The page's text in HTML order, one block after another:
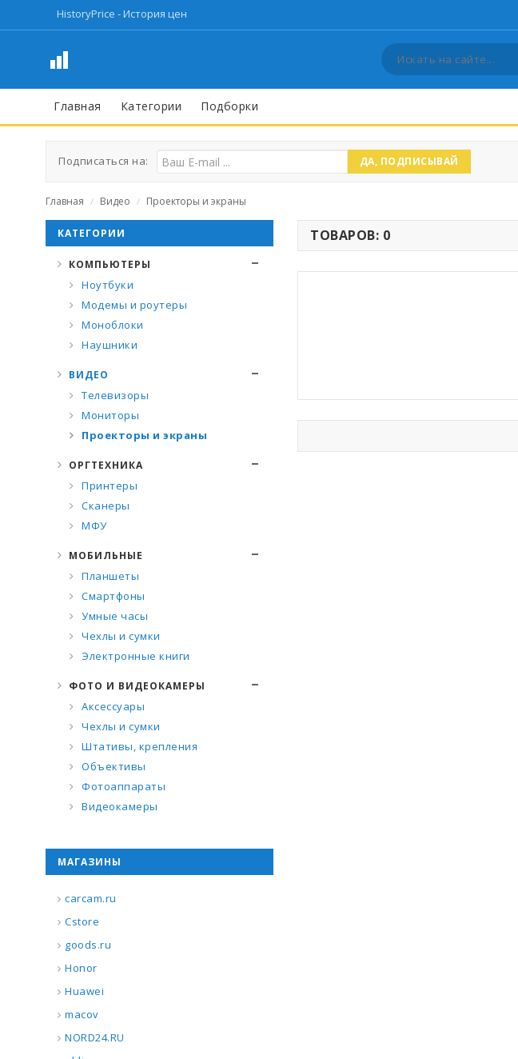
HistoryPrice - История цен
Главная Категории Подборки
Подписаться на: ДА, ПОДПИСЫВАЙ
Главная / Видео / Проекторы и экраны
ТОВАРОВ: 0
КАТЕГОРИИ
КОМПЬЮТЕРЫ
Ноутбуки
Модемы и роутеры
Моноблоки
Наушники
ВИДЕО
Телевизоры
Мониторы
Проекторы и экраны
ОРГТЕХНИКА
Принтеры
Сканеры
МФУ
МОБИЛЬНЫЕ
Планшеты
Смартфоны
Умные часы
Чехлы и сумки
Электронные книги
ФОТО И ВИДЕОКАМЕРЫ
Аксессуары
Чехлы и сумки
Штативы, крепления
Объективы
Фотоаппараты
Видеокамеры
МАГАЗИНЫ
carcam.ru
Cstore
goods.ru
Honor
Huawei
macov
NORD24.RU